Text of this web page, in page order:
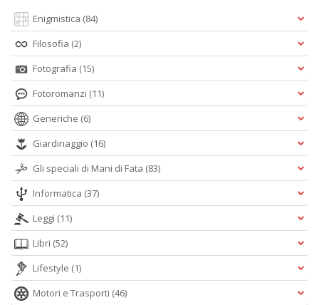
Enigmistica (84)
Filosofia (2)
Fotografia (15)
Fotoromanzi (11)
Generiche (6)
Giardinaggio (16)
Gli speciali di Mani di Fata (83)
Informatica (37)
Leggi (11)
Libri (52)
Lifestyle (1)
Motori e Trasporti (46)